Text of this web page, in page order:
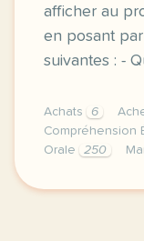
afficher au
en posant
suivantes : -
Achats 6
Compréhension
Orale
250
a partir du